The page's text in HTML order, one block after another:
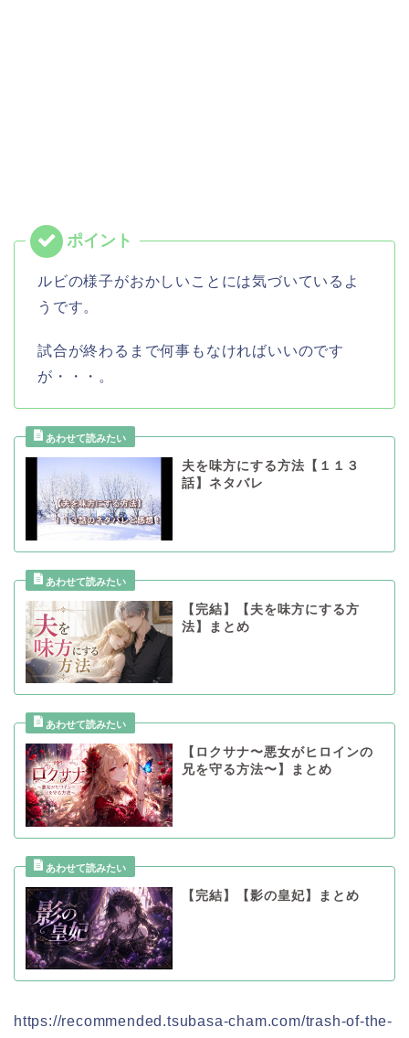
ルビの様子がおかしいことには気づいているよ
うです。
試合が終わるまで何事もなければいいのです
が・・・。
夫を味方にする方法【１１３
話】ネタバレ
【完結】【夫を味方にする方
法】まとめ
【ロクサナ〜悪女がヒロインの
兄を守る方法〜】まとめ
【完結】【影の皇妃】まとめ
https://recommended.tsubasa-cham.com/trash-of-the-